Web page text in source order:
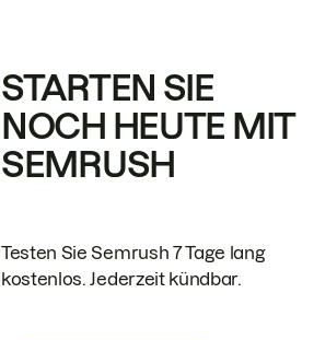
STARTEN SIE
NOCH HEUTE MIT
SEMRUSH
Testen Sie Semrush 7 Tage lang
kostenlos. Jederzeit kündbar.